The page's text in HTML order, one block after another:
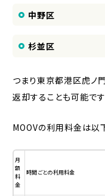
中野区
杉並区
つまり東京都港区虎ノ
返却することも可能です
MOOVの利用料金は以
月
額
料
金
時間ごとの利用料金